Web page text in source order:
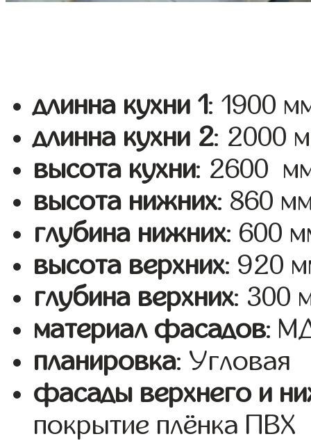
длинна кухни 1: 1900
длинна кухни 2: 2000
высота кухни: 2600
высота нижних: 860
глубина нижних: 600
высота верхних: 920
глубина верхних: 300
материал фасадов:
планировка: Угловая
фасады верхнего и
покрытие плёнка ПВХ